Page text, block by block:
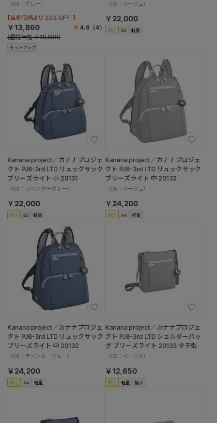
セットアップ
（09：グレー）
【当初価格より 30% OFF！】
￥13,860 4.8（4）
(通常価格 ￥19,800)
限定 B5 軽量
（05：ベージュ）
￥22,000
限定 B5 軽量
Kanana project／カナナプロジェ
クト PJ8-3rd LTD リュックサック
ブリーズライト 小 20131
（09：ラベンダーグレー）
￥22,000
限定 A4 軽量
Kanana project／カナナプロジェ
クト PJ8-3rd LTD リュックサック
ブリーズライト 中 20132
（05：ベージュ）
￥24,200
限定 A4 軽量
Kanana project／カナナプロジェ
クト PJ8-3rd LTD リュックサック
ブリーズライト 中 20132
（09：ラベンダーグレー）
￥24,200
限定 軽量 撥水
Kanana project／カナナプロジェ
クト PJ8-3rd LTD ショルダーバッ
グ ブリーズライト 20133 タテ型
（05：ベージュ）
￥12,650